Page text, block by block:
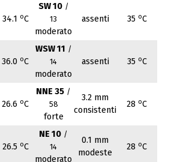
34.1 oC
SW 10 /
13
moderato
assenti 35 oC
36.0 oC
WSW 11 /
14
moderato
assenti 35 oC
26.6 oC
NNE 35 /
58
forte
3.2 mm
consistenti
28 oC
26.5 oC
NE 10 /
14
moderato
0.1 mm
modeste
28 oC